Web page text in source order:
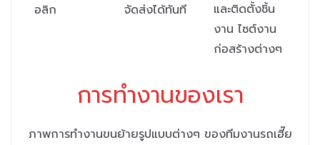
อลิก
จัดส่งได้ทันที
และติดตั้งชิ้น
งาน ไซต์งาน
ก่อสร้างต่างๆ
การทำงานของเรา
ภาพการทำงานขนย้ายรูปแบบต่างๆ ของทีมงานรถเฮี๊ย